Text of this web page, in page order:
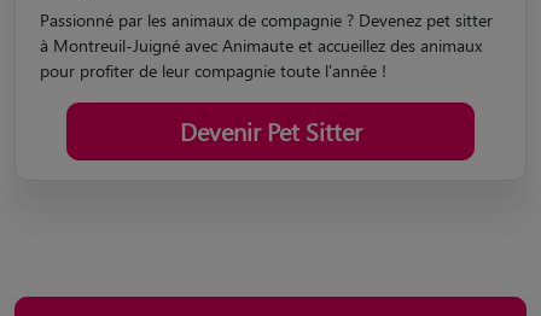
Passionné par les animaux de compagnie ? Devenez pet sitter
à Montreuil-Juigné avec Animaute et accueillez des animaux
pour profiter de leur compagnie toute l'année !
Devenir Pet Sitter